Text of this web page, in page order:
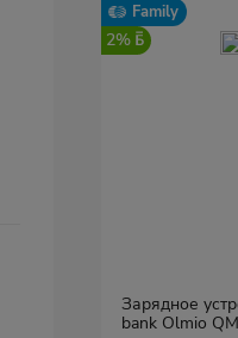
Family
2%
Зарядное
bank Olmio